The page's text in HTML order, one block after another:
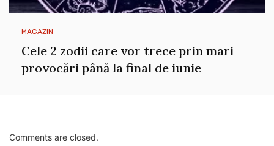
MAGAZIN
Cele 2 zodii care vor trece prin mari
provocări până la final de iunie
Comments are closed.